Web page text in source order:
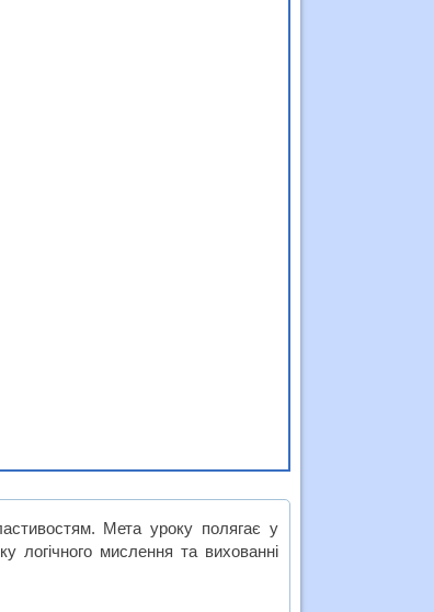
Мета уроку полягає у
логічного мислення та вихованні